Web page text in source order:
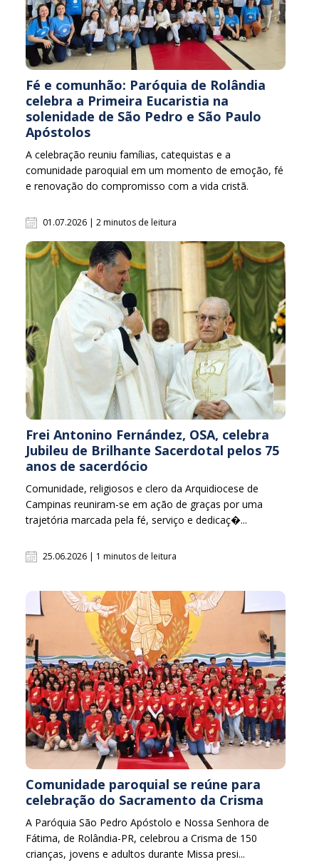
Fé e comunhão: Paróquia de Rolândia
celebra a Primeira Eucaristia na
solenidade de São Pedro e São Paulo
Apóstolos
A celebração reuniu famílias, catequistas e a
comunidade paroquial em um momento de emoção, fé
e renovação do compromisso com a vida cristã.
01.07.2026 | 2 minutos de leitura
Frei Antonino Fernández, OSA, celebra
Jubileu de Brilhante Sacerdotal pelos 75
anos de sacerdócio
Comunidade, religiosos e clero da Arquidiocese de
Campinas reuniram-se em ação de graças por uma
trajetória marcada pela fé, serviço e dedicaç�...
25.06.2026 | 1 minutos de leitura
Comunidade paroquial se reúne para
celebração do Sacramento da Crisma
A Paróquia São Pedro Apóstolo e Nossa Senhora de
Fátima, de Rolândia-PR, celebrou a Crisma de 150
crianças, jovens e adultos durante Missa presi...